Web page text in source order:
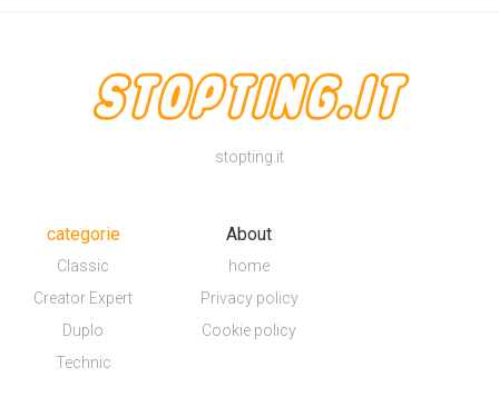
stopting.it
categorie
Classic
Creator Expert
Duplo
Technic
About
home
Privacy policy
Cookie policy